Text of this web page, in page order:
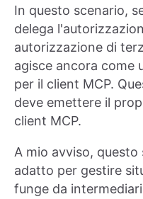
In questo scenario,
delega
autorizzazione di
agisce ancora come
per il client MCP.
deve emettere il
client MCP.
A mio avviso,
adatto per gestire
funge da